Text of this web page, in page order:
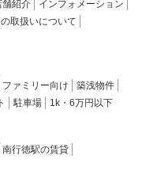
舗紹介
インフォメーション
取扱いについて
ファミリー向け
築浅物件
駐車場 1k・6万円以下
南行徳駅の賃貸